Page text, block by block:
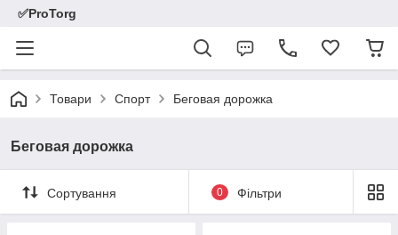
✅ProTorg
Товари Спорт Беговая дорожка
Беговая дорожка
Сортування 0 Фільтри